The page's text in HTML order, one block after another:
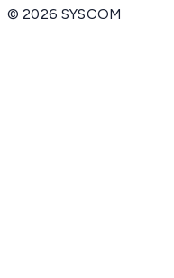
©2026 SYSCOM